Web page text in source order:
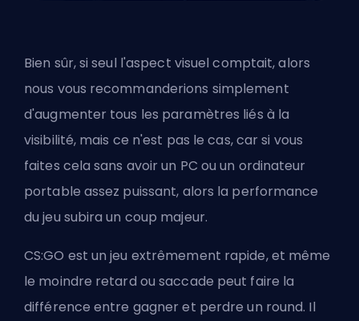
Bien sûr, si seul l'aspect visuel comptait, alors
nous vous recommanderions simplement
d'augmenter tous les paramètres liés à la
visibilité, mais ce n'est pas le cas, car si vous
faites cela sans avoir un PC ou un ordinateur
portable assez puissant, alors la performance
du jeu subira un coup majeur.
CS:GO est un jeu extrêmement rapide, et même
le moindre retard ou saccade peut faire la
différence entre gagner et perdre un round. Il